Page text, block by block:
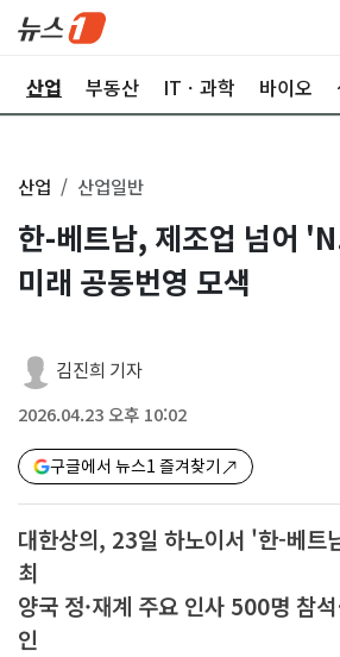
산업 부동산 ITㆍ과학 바이오
산업 산업일반
한-베트남, 제조업 넘어
미래 공동번영 모색
김진희 기자
2026.04.23 오후 10:02
구글에서 뉴스1 즐겨찾기
대한상의, 23일 하노이서 '한-베트
최
양국 정·재계 주요 인사 500명 참
인